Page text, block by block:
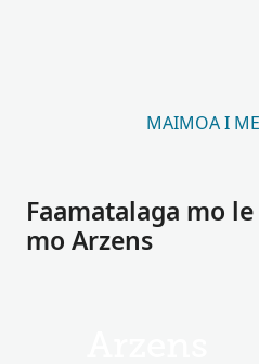
MAIMOA I
Faamatalaga mo
mo Arzens